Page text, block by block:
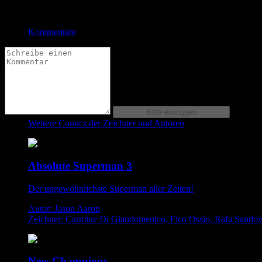
Kommentare
Weitere Comics der Zeichner und Autoren
Absolute Superman 3
Der ungewöhnlichste Superman aller Zeiten!
Autor: Jason Aaron
Zeichner: Carmine Di Giandomenico, Fico Ossio, Rafa